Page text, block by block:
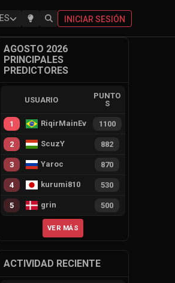
ES INICIAR SESIÓN
AGOSTO 2026
PRINCIPALES
PREDICTORES
USUARIO
PUNTO
S
1 RiqirMainEvie 1100
2 ScuzY 882
3 Yaroc 870
4 kurumi810 530
5 grin 500
VER MÁS
ACTIVIDAD RECIENTE